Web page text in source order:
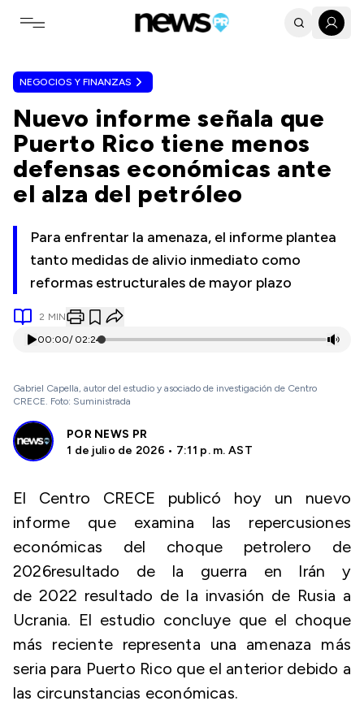
Toggle navigation menu
NEGOCIOS Y FINANZAS
Nuevo informe señala que
Puerto Rico tiene menos
defensas económicas ante
el alza del petróleo
Para enfrentar la amenaza, el informe plantea
tanto medidas de alivio inmediato como
reformas estructurales de mayor plazo
2 MIN
00:00/ 02:24
Gabriel Capella, autor del estudio y asociado de investigación de Centro
CRECE. Foto: Suministrada
POR NEWS PR
1 de julio de 2026 • 7:11 p. m. AST
El Centro CRECE publicó hoy un nuevo
informe que examina las repercusiones
económicas del choque petrolero de
2026resultado de la guerra en Irán y
de 2022 resultado de la invasión de Rusia a
Ucrania. El estudio concluye que el choque
más reciente representa una amenaza más
seria para Puerto Rico que el anterior debido a
las circunstancias económicas.